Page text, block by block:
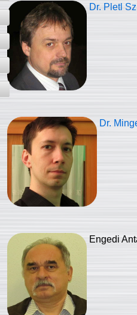
Dr. Pletl
Dr.
Engedi